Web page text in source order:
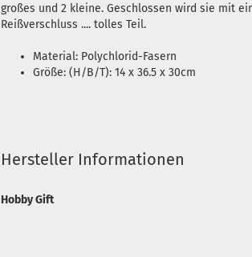
großes und 2 kleine. Geschlossen wird sie mit
Reißverschluss .... tolles Teil.
Material: Polychlorid-Fasern
Größe: (H/B/T): 14 x 36.5 x 30cm
Hersteller Informationen
Hobby Gift